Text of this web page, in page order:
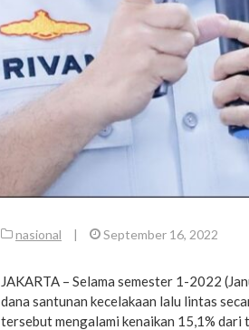
nasional | September 16, 2022
JAKARTA – Selama semester 1-2022
dana santunan kecelakaan lalu lintas
tersebut mengalami kenaikan 15,1%